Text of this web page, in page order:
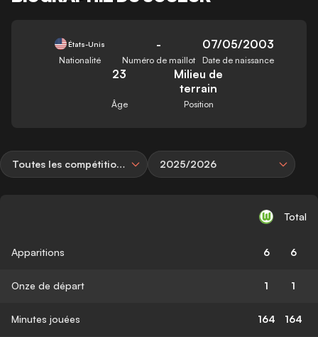
États-Unis
Nationalité
-
Numéro de maillot
07/05/2003
Date de naissance
23
Âge
Milieu de
terrain
Position
Toutes les compétitions 2025/2026
Total
Apparitions 6 6
Onze de départ 1 1
Minutes jouées 164 164